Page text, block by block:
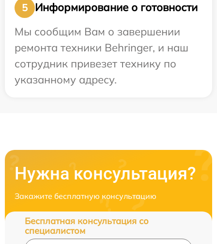
5
Информирование о готовности
Мы сообщим Вам о завершении
ремонта техники Behringer, и наш
сотрудник привезет технику по
указанному адресу.
Нужна консультация?
Закажите бесплатную консультацию
Бесплатная консультация со
специалистом